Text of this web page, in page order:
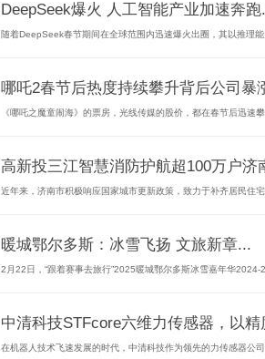
DeepSeek爆火 人工智能产业加速奔跑
随着DeepSeek春节期间在全球范围内迅速爆火出圈，其以推理能
哪吒2春节后热度持续攀升背后公司
《哪吒之魔童闹海》的票房，光线传媒的股价，都在春节后迅速
高新投三江智慧消防护航超100万户济
近年来，济南市积极响应国家城市更新政策，致力于补齐居民住
暖城鄂尔多斯：冰雪飞扬 文旅新章...
2月22日，“跟着赛事去旅行”2025暖城鄂尔多斯冰雪嘉年华2024-
中清科技STFcore六维力传感器，以
在机器人技术飞速发展的时代，中清科技作为领先的力传感器公